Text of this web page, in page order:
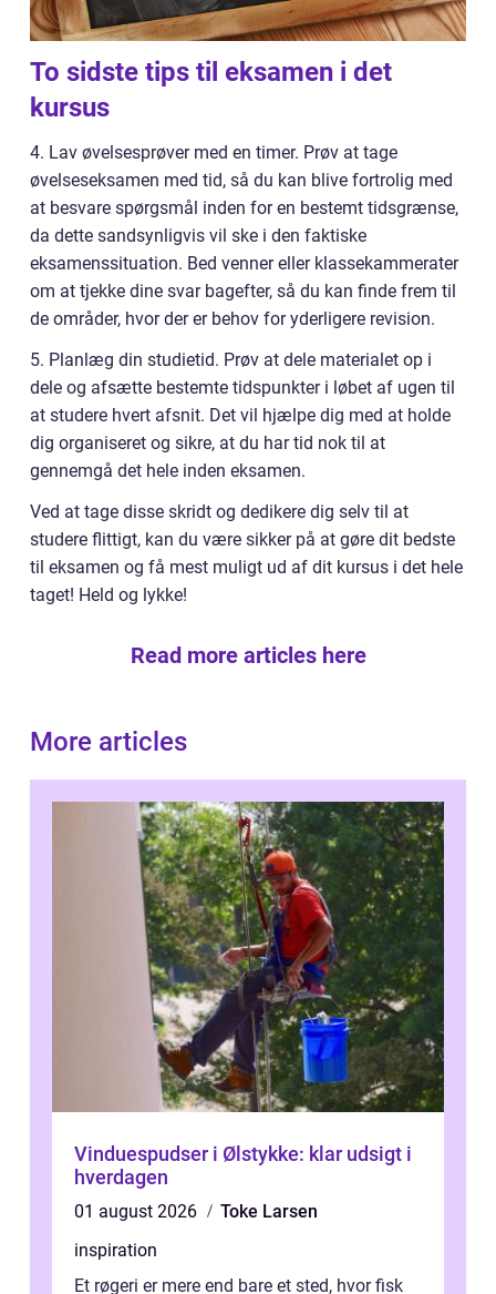
To sidste tips til eksamen i det
kursus
4. Lav øvelsesprøver med en timer. Prøv at tage
øvelseseksamen med tid, så du kan blive fortrolig med
at besvare spørgsmål inden for en bestemt tidsgrænse,
da dette sandsynligvis vil ske i den faktiske
eksamenssituation. Bed venner eller klassekammerater
om at tjekke dine svar bagefter, så du kan finde frem til
de områder, hvor der er behov for yderligere revision.
5. Planlæg din studietid. Prøv at dele materialet op i
dele og afsætte bestemte tidspunkter i løbet af ugen til
at studere hvert afsnit. Det vil hjælpe dig med at holde
dig organiseret og sikre, at du har tid nok til at
gennemgå det hele inden eksamen.
Ved at tage disse skridt og dedikere dig selv til at
studere flittigt, kan du være sikker på at gøre dit bedste
til eksamen og få mest muligt ud af dit kursus i det hele
taget! Held og lykke!
Read more articles here
More articles
Vinduespudser i Ølstykke: klar udsigt i
hverdagen
01 august 2026
Toke Larsen
inspiration
Et røgeri er mere end bare et sted, hvor fisk